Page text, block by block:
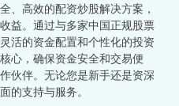
、高效的配资炒股解决方案，
益。通过与多家中国正规股票
活的资金配置和个性化的投资
心，确保资金安全和交易便
伙伴。无论您是新手还是资深
的支持与服务。